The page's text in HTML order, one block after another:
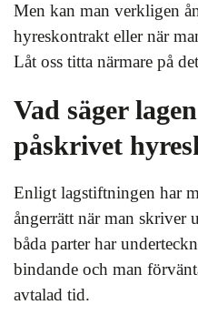
Men kan man verkligen
hyreskontrakt eller när
Låt oss titta närmare på
Vad säger
påskrivet
Enligt lagstiftningen har
ångerrätt när man skriver
båda parter har
bindande och man
avtalad tid.